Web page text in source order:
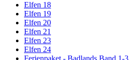
Elfen 18
Elfen 19
Elfen 20
Elfen 21
Elfen 23
Elfen 24
Ferienpaket - Badlands Band 1-3